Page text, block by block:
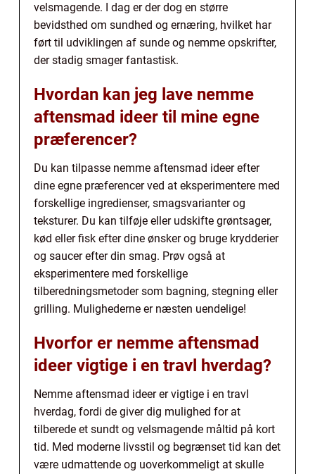
velsmagende. I dag er der dog en større
bevidsthed om sundhed og ernæring, hvilket har
ført til udviklingen af sunde og nemme opskrifter,
der stadig smager fantastisk.
Hvordan kan jeg lave nemme
aftensmad ideer til mine egne
præferencer?
Du kan tilpasse nemme aftensmad ideer efter
dine egne præferencer ved at eksperimentere med
forskellige ingredienser, smagsvarianter og
teksturer. Du kan tilføje eller udskifte grøntsager,
kød eller fisk efter dine ønsker og bruge krydderier
og saucer efter din smag. Prøv også at
eksperimentere med forskellige
tilberedningsmetoder som bagning, stegning eller
grilling. Mulighederne er næsten uendelige!
Hvorfor er nemme aftensmad
ideer vigtige i en travl hverdag?
Nemme aftensmad ideer er vigtige i en travl
hverdag, fordi de giver dig mulighed for at
tilberede et sundt og velsmagende måltid på kort
tid. Med moderne livsstil og begrænset tid kan det
være udmattende og uoverkommeligt at skulle